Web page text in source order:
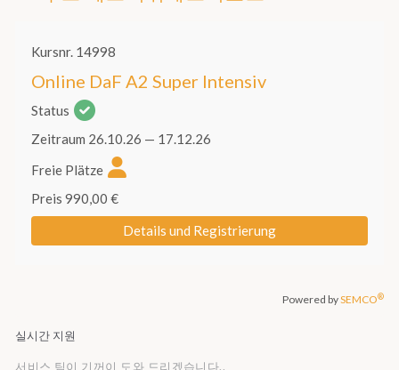
실시간 지원
서비스 팀이 기꺼이 도와 드리겠습니다.,